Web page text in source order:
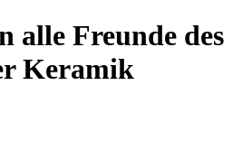
alle Freunde des
Keramik